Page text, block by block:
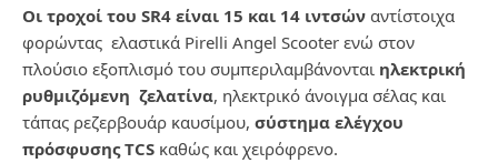
Οι τροχοί του SR4 είναι 15 και 14 ιντσών αντίστοιχα
φορώντας ελαστικά Pirelli Angel Scooter ενώ στον
πλούσιο εξοπλισμό του συμπεριλαμβάνονται ηλεκτρική
ρυθμιζόμενη ζελατίνα, ηλεκτρικό άνοιγμα σέλας και
τάπας ρεζερβουάρ καυσίμου, σύστημα ελέγχου
πρόσφυσης TCS καθώς και χειρόφρενο.